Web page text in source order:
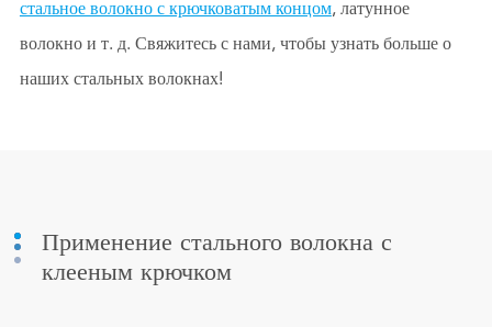
стальное волокно с крючковатым концом, латунное
волокно и т. д. Свяжитесь с нами, чтобы узнать больше о
наших стальных волокнах!
Применение стального волокна с
клееным крючком